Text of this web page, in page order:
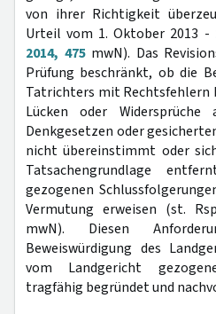
von ihrer Richtigkeit
Urteil vom 1. Oktober 2013 -
2014, 475mwN). Das
Prüfung beschränkt, ob die
Tatrichters mit Rechtsfehlern
Lücken oder
Denkgesetzen oder
nicht übereinstimmt oder
Tatsachengrundlage
gezogenen
Vermutung erweisen (st.
mwN). Diesen
Beweiswürdigung des
vom Landgericht
tragfähig begründet und